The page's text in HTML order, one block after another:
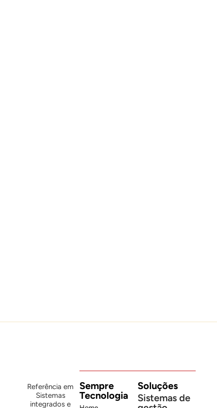
Referência em
Sistemas
integrados e
Sempre
Tecnologia
Soluções
Sistemas de